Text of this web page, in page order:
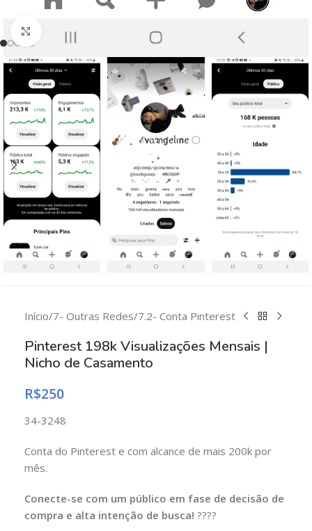
Clique para ampliar
Início/7- Outras Redes/7.2- Conta Pinterest
Pinterest 198k Visualizações Mensais |
Nicho de Casamento
R$250
34-3248
Conta do Pinterest e com alcance de mais 200k por
mês.
Conecte-se com um público em fase de decisão de
compra e alta intenção de busca! ????